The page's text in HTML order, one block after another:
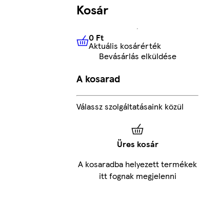
Kosár
0 FtAktuális kosárérték
0 Ft
Aktuális kosárérték
Bevásárlás elküldése
A kosarad
Válassz szolgáltatásaink közül
Üres kosár
A kosaradba helyezett termékek
itt fognak megjelenni